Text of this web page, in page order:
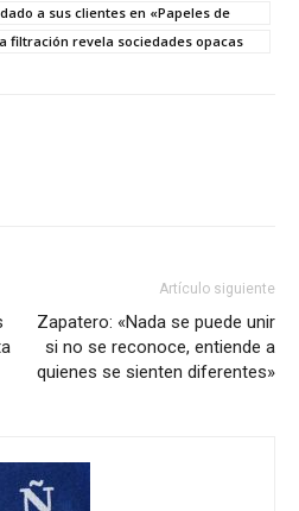
a sus clientes en «Papeles de
filtración revela sociedades opacas
Artículo siguiente
Zapatero: «Nada se puede unir
si no se reconoce, entiende a
quienes se sienten diferentes»